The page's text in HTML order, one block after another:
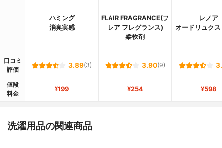
ハミング
消臭実感
FLAIR FRAGRANCE(フ
レア フレグランス)
柔軟剤
レノア
オードリュクス
口コミ
評価
3.89(3) 3.90(9)
値段
料金
¥199 ¥254 ¥598
洗濯用品の関連商品